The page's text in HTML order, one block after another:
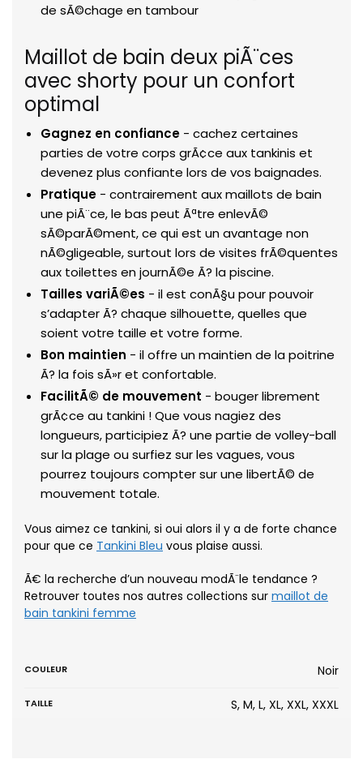
de sÃ©chage en tambour
Maillot de bain deux piÃ¨ces
avec shorty pour un confort
optimal
Gagnez en confiance - cachez certaines
parties de votre corps grÃ¢ce aux tankinis et
devenez plus confiante lors de vos baignades.
Pratique - contrairement aux maillots de bain
une piÃ¨ce, le bas peut Ãªtre enlevÃ©
sÃ©parÃ©ment, ce qui est un avantage non
nÃ©gligeable, surtout lors de visites frÃ©quentes
aux toilettes en journÃ©e Ã? la piscine.
Tailles variÃ©es - il est conÃ§u pour pouvoir
s’adapter Ã? chaque silhouette, quelles que
soient votre taille et votre forme.
Bon maintien - il offre un maintien de la poitrine
Ã? la fois sÃ»r et confortable.
FacilitÃ© de mouvement - bouger librement
grÃ¢ce au tankini ! Que vous nagiez des
longueurs, participiez Ã? une partie de volley-ball
sur la plage ou surfiez sur les vagues, vous
pourrez toujours compter sur une libertÃ© de
mouvement totale.
Vous aimez ce tankini, si oui alors il y a de forte chance
pour que ce Tankini Bleu vous plaise aussi.
Ã€ la recherche d’un nouveau modÃ¨le tendance ?
Retrouver toutes nos autres collections sur maillot de
bain tankini femme
COULEUR Noir
TAILLE S, M, L, XL, XXL, XXXL